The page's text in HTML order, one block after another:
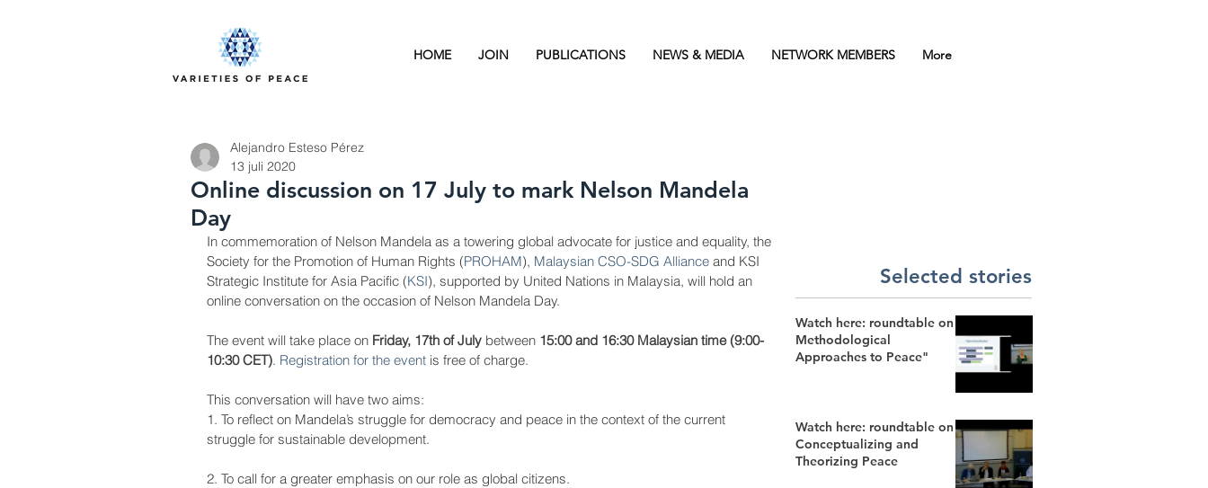
HOME JOIN PUBLICATIONS NEWS & MEDIA NETWORK MEMBERS More
Online discussion on 17 July to mark Nelson Mandela
Day
Alejandro Esteso Pérez
13 juli 2020
In commemoration of Nelson Mandela as a towering global advocate for justice and equality, the
Society for the Promotion of Human Rights (PROHAM), Malaysian CSO-SDG Alliance and KSI
Strategic Institute for Asia Pacific (KSI), supported by United Nations in Malaysia, will hold an
online conversation on the occasion of Nelson Mandela Day.
The event will take place on Friday, 17th of July between 15:00 and 16:30 Malaysian time (9:00-
10:30 CET). Registration for the event is free of charge.
This conversation will have two aims:
1. To reflect on Mandela’s struggle for democracy and peace in the context of the current
struggle for sustainable development.
2. To call for a greater emphasis on our role as global citizens.
Selected stories
Watch here: roundtable on
Methodological
Approaches to Peace"
Watch here: roundtable on
Conceptualizing and
Theorizing Peace